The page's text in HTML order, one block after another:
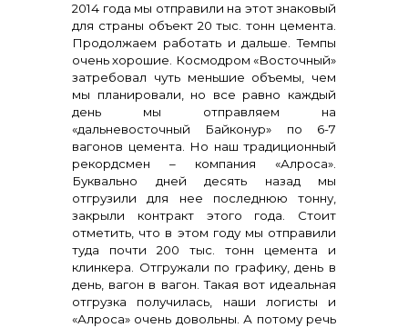
2014 года мы отправили на этот знаковый
для страны объект 20 тыс. тонн цемента.
Продолжаем работать и дальше. Темпы
очень хорошие. Космодром «Восточный»
затребовал чуть меньшие объемы, чем
мы планировали, но все равно каждый
день мы отправляем на
«дальневосточный Байконур» по 6-7
вагонов цемента. Но наш традиционный
рекордсмен – компания «Алроса».
Буквально дней десять назад мы
отгрузили для нее последнюю тонну,
закрыли контракт этого года. Стоит
отметить, что в этом году мы отправили
туда почти 200 тыс. тонн цемента и
клинкера. Отгружали по графику, день в
день, вагон в вагон. Такая вот идеальная
отгрузка получилась, наши логисты и
«Алроса» очень довольны. А потому речь